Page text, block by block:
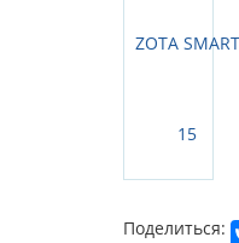
Поделиться: